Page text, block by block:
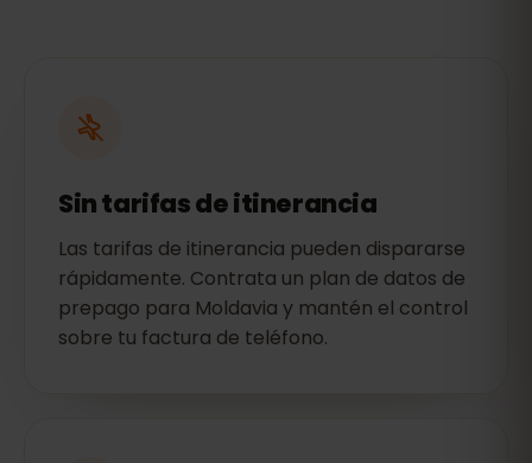
Sin tarifas de itinerancia
Las tarifas de itinerancia pueden dispararse
rápidamente. Contrata un plan de datos de
prepago para Moldavia y mantén el control
sobre tu factura de teléfono.